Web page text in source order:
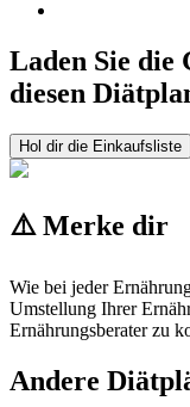
Laden Sie
diesen
Hol dir die Einkaufsliste
⚠️ Merke dir
Wie bei jeder
Umstellung Ihrer
Ernährungsberater zu
Andere